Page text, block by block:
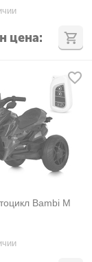
цена:
Bambi M